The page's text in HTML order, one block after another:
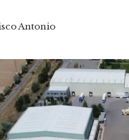
Antonio